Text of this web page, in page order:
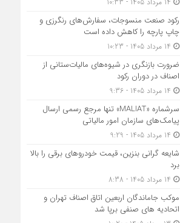
رکود صنعت منسوجات، سفارش‌های رنگرزی و
چاپ پارچه را کاهش داده است
ضرورت بازنگری در شیوه‌های مالیات‌ستانی از
اصناف در دوران رکود
سرشماره «MALIAT» تنها مرجع رسمی ارسال
پیامک‌های سازمان امور مالیاتی
شایعه گرانی بنزین، قیمت خودروهای برقی را بالا
برد
موکب جاماندگان اربعین اتاق اصناف تهران و
اتحادیه های صنفی برپا شد